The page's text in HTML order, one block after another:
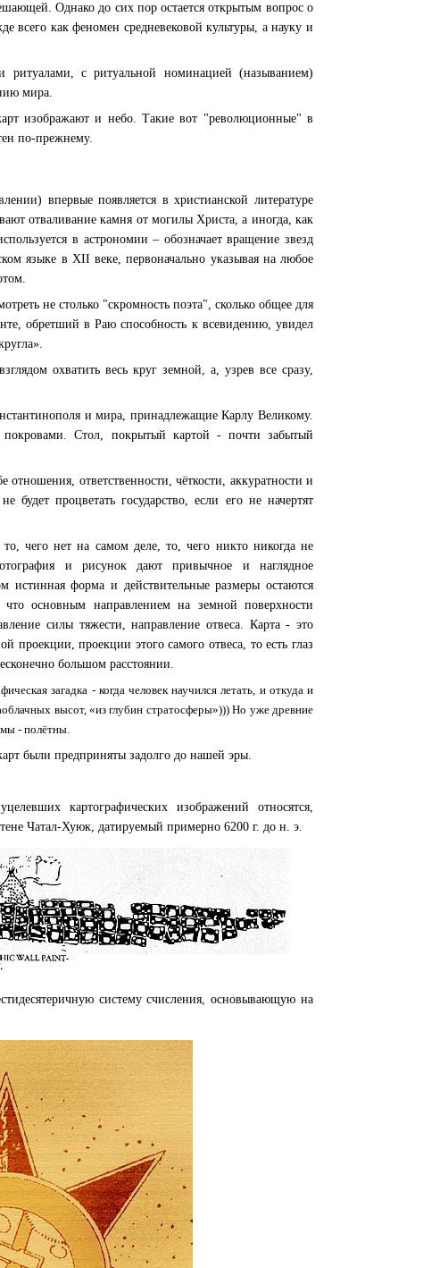
Однако до сих пор остается открытым вопрос о
всего как феномен средневековой культуры, а науку и
ритуалами, с ритуальной номинацией (называнием)
мира.
изображают и небо. Такие вот "революционные" в
по-прежнему.
впервые появляется в христианской литературе
отваливание камня от могилы Христа, а иногда, как
в астрономии – обозначает вращение звезд
языке в XII веке, первоначально указывая на любое
не столько "скромность поэта", сколько общее для
обретший в Раю способность к всевидению, увидел
охватить весь круг земной, а, узрев все сразу,
и мира, принадлежащие Карлу Великому.
Стол, покрытый картой - почти забытый
ответственности, чёткости, аккуратности и
процветать государство, если его не начертят
чего нет на самом деле, то, чего никто никогда не
и рисунок дают привычное и наглядное
истинная форма и действительные размеры остаются
основным направлением на земной поверхности
силы тяжести, направление отвеса. Карта - это
проекции, проекции этого самого отвеса, то есть глаз
большом расстоянии.
загадка - когда человек научился летать, и откуда и
высот, «из глубин стратосферы»))) Но уже древние
- полётны.
были предприняты задолго до нашей эры.
картографических изображений относятся,
Чатал-Хуюк, датируемый примерно 6200 г. до н. э.
систему счисления, основывающую на